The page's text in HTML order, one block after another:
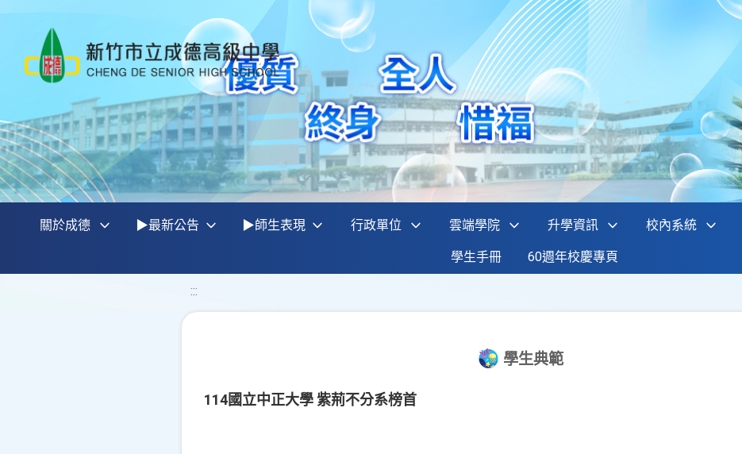
關於成德 ▶最新公告 ▶師生表現 行政單位 雲端學院 升學資訊 校內系統
學生手冊 60週年校慶專頁
:::
學生典範
114國立中正大學 紫荊不分系榜首